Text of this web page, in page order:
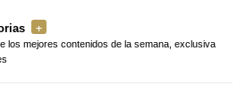
los mejores contenidos de la semana, exclusiva